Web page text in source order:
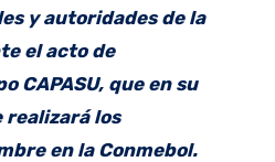
el acto de
CAPASU, que en su
realizará los
en la Conmebol.